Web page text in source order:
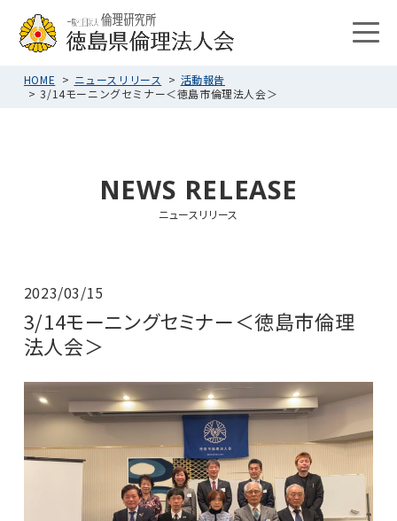
HOME ニュースリリース
活動報告
3/14モーニングセミナー＜徳島市倫理法人会＞
NEWS RELEASE
ニュースリリース
2023/03/15
3/14モーニングセミナー＜徳島市倫理
法人会＞